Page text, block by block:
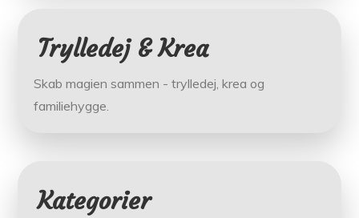
Trylledej & Krea
Skab magien sammen - trylledej, krea og
familiehygge.
Kategorier